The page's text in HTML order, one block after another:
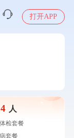
打开APP
人
（女）
检（男）
矿物质片1.5g*60片*2
敷枕
一档
钢刀具六件套装
YM601
检套餐
套餐